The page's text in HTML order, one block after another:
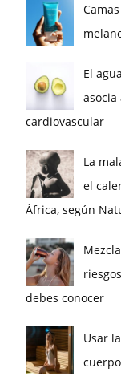
El
asocia
cardiovascular
La
el
África, según
debes conocer
Usar